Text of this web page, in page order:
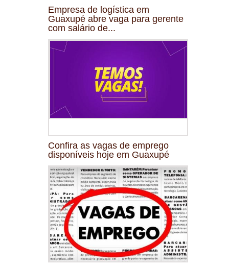
Empresa de logística em
Guaxupé abre vaga para gerente
com salário de...
Confira as vagas de emprego
disponíveis hoje em Guaxupé